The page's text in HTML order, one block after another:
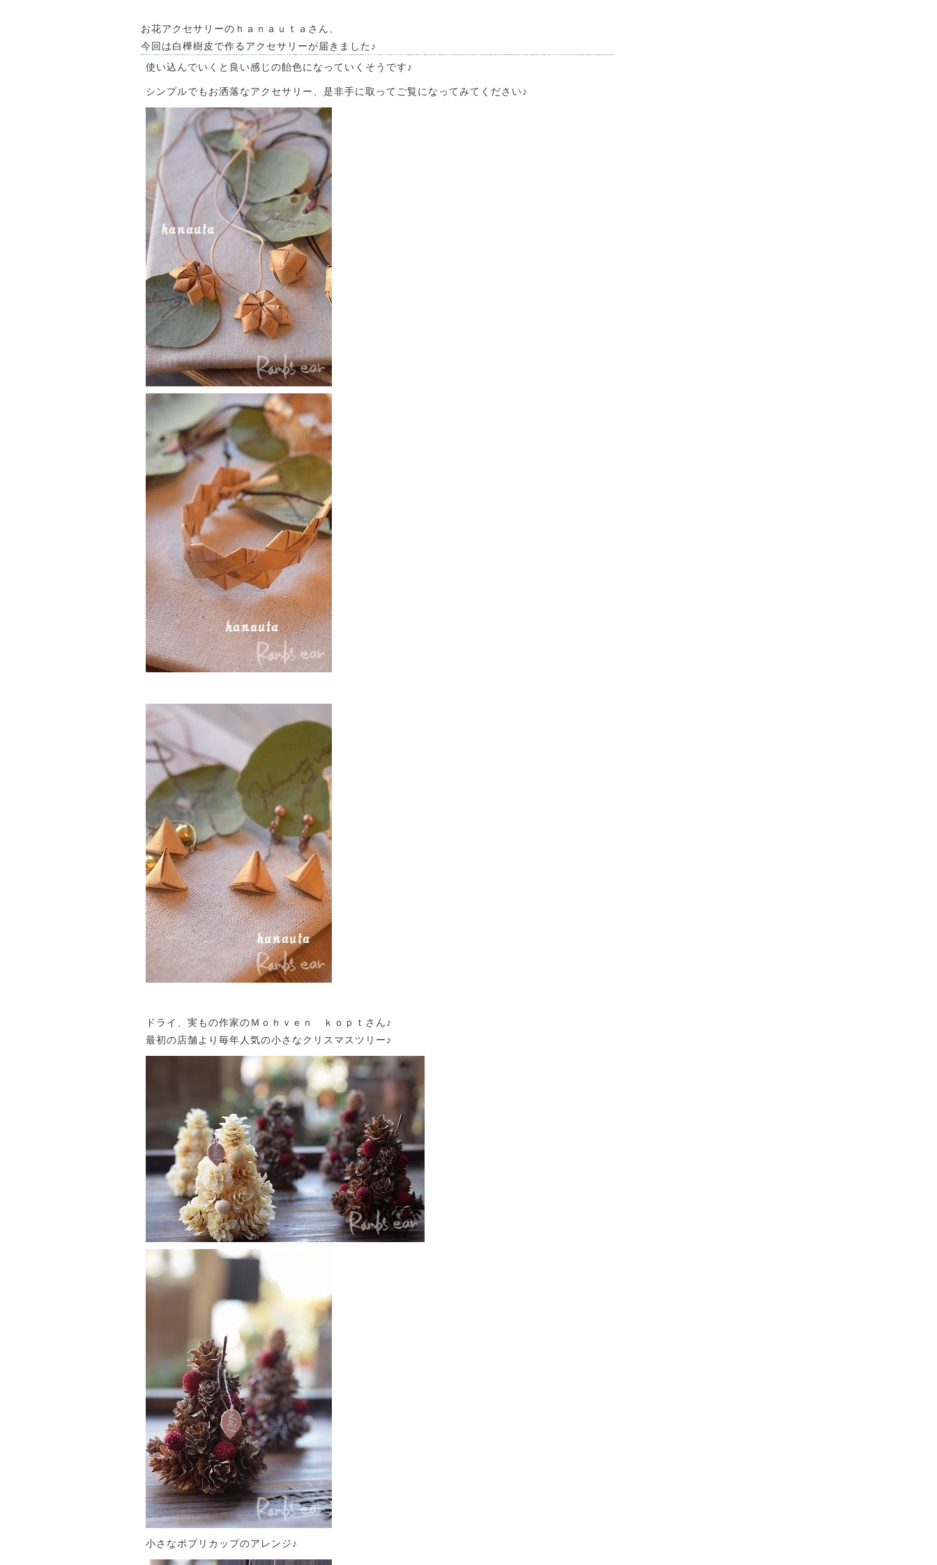
お花アクセサリーのｈａｎａｕｔａさん、
今回は白樺樹皮で作るアクセサリーが届きました♪
使い込んでいくと良い感じの飴色になっていくそうです♪
シンプルでもお洒落なアクセサリー、是非手に取ってご覧になってみてください♪
ドライ、実もの作家のＭｏｈｖｅｎ ｋｏｐｔさん♪
最初の店舗より毎年人気の小さなクリスマスツリー♪
小さなポプリカップのアレンジ♪